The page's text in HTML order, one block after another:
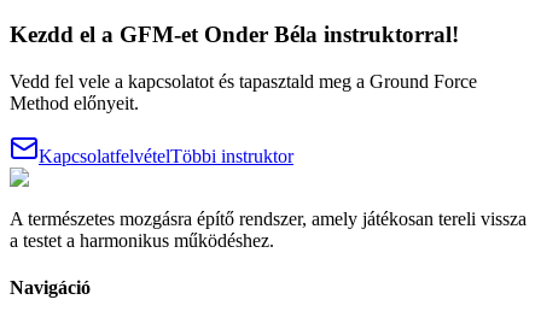
Kezdd el a GFM-et Onder Béla instruktorral!
Vedd fel vele a kapcsolatot és tapasztald meg a Ground Force
Method előnyeit.
KapcsolatfelvételTöbbi instruktor
A természetes mozgásra építő rendszer, amely játékosan tereli vissza
a testet a harmonikus működéshez.
Navigáció